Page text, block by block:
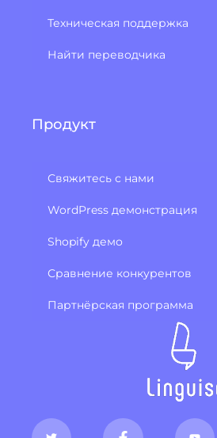
Техническая поддержка
Найти переводчика
Продукт
Свяжитесь с нами
WordPress демонстрация
Shopify демо
Сравнение конкурентов
Партнёрская программа